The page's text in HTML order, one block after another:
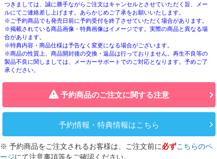
つきましては、誠に勝手ながらご注文はキャンセルとさせていただく旨、メー
ルにてご連絡差し上げます。あらかじめご了承をお願いいたします。
※ご予約商品でも発売日前に予約受付を終了させていただく場合があります。
※掲載されている商品画像・特典画像はイメージです。実際の商品と異なる場
合があります。
※特典内容・商品仕様は予告なく変更になる場合がございます。
※商品の性質上、商品開封後の交換・返品は行っておりません。再生不良等の
製品不良に関しましては、メーカーサポートでのご対応となります。予めご了
承ください。
予約商品のご注文に関する注意
予約情報・特典情報はこちら
※ 予約商品をご注文されるお客様は、ご注文前に必ずこちらのペ
ージにて注意事項等をご確認ください。